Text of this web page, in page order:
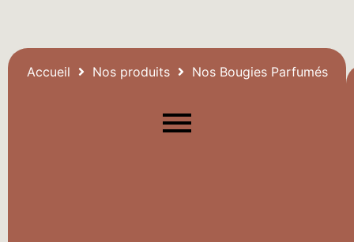
Accueil Nos produits Nos Bougies Parfumés